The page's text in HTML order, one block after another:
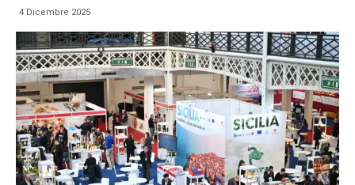
4 Dicembre 2025